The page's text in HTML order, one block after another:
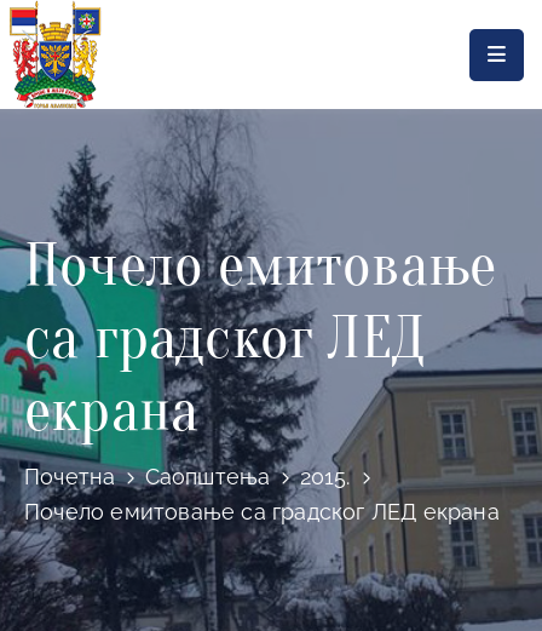
Насловна
Локална
самоуправа
Општинска
управа
Актуелности
Документа
Горњи
Милановац
Почело емитовање
са градског ЛЕД
екрана
Почетна Саопштења
2015.
Почело емитовање са градског ЛЕД екрана